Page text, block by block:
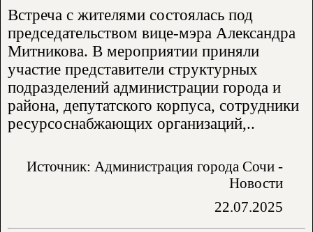
Встреча с жителями состоялась под
председательством вице-мэра Александра
Митникова. В мероприятии приняли
участие представители структурных
подразделений администрации города и
района, депутатского корпуса, сотрудники
ресурсоснабжающих организаций,..
Источник: Администрация города Сочи -
Новости
22.07.2025